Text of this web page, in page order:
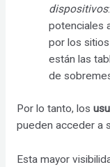
dispositivos
potenciales
por los
están las
de
Por lo tanto, los
pueden acceder a
Esta mayor